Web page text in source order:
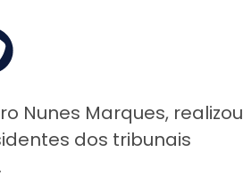
Nunes Marques, realizou
dos tribunais
.